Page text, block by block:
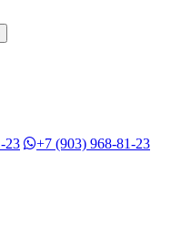
23 +7 (903) 968-81-23